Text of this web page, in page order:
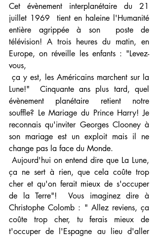
Cet évènement interplanétaire du 21
juillet 1969  tient en haleine l'Humanité
entière agrippée à son  poste de
télévision! A trois heures du matin, en
Europe, on réveille les enfants : "Levez-
vous,
ça y est, les Américains marchent sur la
Lune!"  Cinquante ans plus tard, quel
évènement planétaire retient notre
souffle? Le Mariage du Prince Harry! Je
reconnais qu'inviter Georges Clooney à
son mariage est un exploit mais il ne
change pas la face du Monde.
ça ne sert à rien, que cela coûte trop
cher et qu'on ferait mieux de s'occuper
de la Terre"!  Vous imaginez dire à
Christophe Colomb : " Allez reviens, ça
coûte trop cher, tu ferais mieux de
t'occuper de l'Espagne au lieu d'aller